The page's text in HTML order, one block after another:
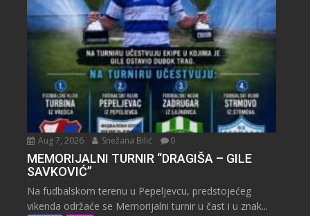
Aug 7, 2026 Snežana Bilić 0
MEMORIJALNI TURNIR “DRAGIŠA – GILE
SAVKOVIĆ”
Na fudbalskom terenu u Pepeljevcu, predstojećeg
vikenda održaće se Memorijalni turnir u čast i u znak...